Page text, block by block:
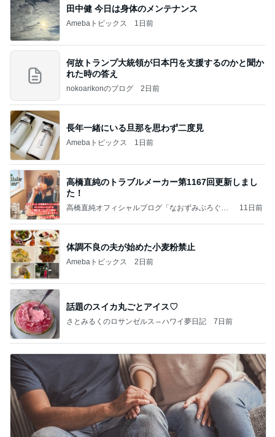
田中健 今日は身体のメンテナンス
Amebaトピックス 1日前
何故トランプ大統領が日本円を支援するのかと聞か
れた時の答え
nokoarikonのブログ 2日前
長年一緒にいる旦那を思わず二度見
Amebaトピックス 1日前
高橋直純のトラブルメーカー第1167回更新しまし
た！
高橋直純オフィシャルブログ「なおずみぶろぐ」
11日前
体調不良の夫が始めた小麦粉禁止
Amebaトピックス 2日前
話題のスイカ丸ごとアイス♡
さとみるくのロサンゼルス⇔ハワイ夢日記 7日前